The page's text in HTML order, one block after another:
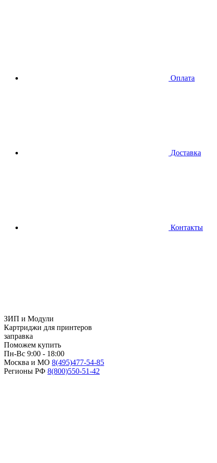
Оплата
Доставка
Контакты
ЗИП и Модули
Картриджи для принтеров
заправка
Поможем купить
Пн-Вс 9:00 - 18:00
Москва и МО 8(495)477-54-85
Регионы РФ 8(800)550-51-42